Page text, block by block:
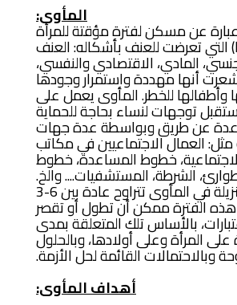
المأوى:
عن مسكن لفترة مؤقتة للمرأة
التي تعرضت للعنف بأشكاله: العنف
المادي، الاقتصادي والنفسي،
شعرت أنها مهددة واستمرار وجودها
وأطفالها للخطر. المأوى يعمل على
توجهات لنساء بحاجة للحماية
عن طريق وبواسطة عدة جهات
العمال الاجتماعيين في مكاتب
خطوط المساعدة، خطوط
الشرطة، المستشفيات.... والخ.
فترة مكوث النزيلة في المأوى تتراوح عادة بين 6-3
الفترة ممكن أن تطول أو تقصر
بالأساس تلك المتعلقة بمدى
المرأة وعلى أولادها، وبالحلول
وبالاحتمالات القائمة لحل الأزمة.
أهداف المأوى: